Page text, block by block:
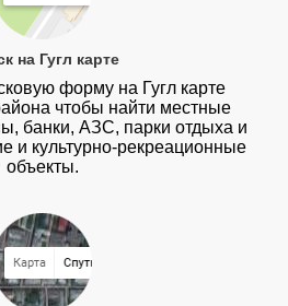
на Гугл карте
форму на Гугл карте
чтобы найти местные
банки, АЗС, парки отдыха и
и культурно-рекреационные
объекты.